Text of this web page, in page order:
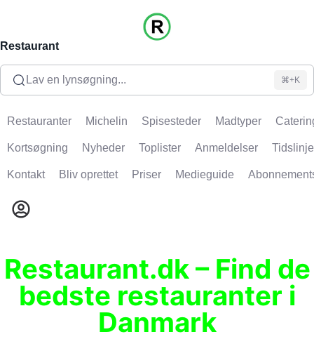
Restaurant
Lav en lynsøgning... ⌘+K
Restauranter Michelin Spisesteder Madtyper
Kortsøgning Nyheder Toplister Anmeldelser Tidslinje
Kontakt Bliv oprettet Priser Medieguide
Restaurant.dk – Find de
bedste restauranter i
Danmark